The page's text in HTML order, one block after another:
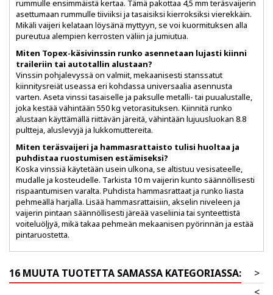
rummulle ensimmäistä kertaa. Tämä pakottaa 4,5 mm teräsvaijerin
asettumaan rummulle tiiviiksi ja tasaisiksi kierroksiksi vierekkäin.
Mikäli vaijeri kelataan löysänä myttyyn, se voi kuormituksen alla
pureutua alempien kerrosten väliin ja jumiutua.
Miten Topex-käsivinssin runko asennetaan lujasti kiinni
traileriin tai autotallin alustaan?
Vinssin pohjalevyssä on valmiit, mekaanisesti stanssatut
kiinnitysreiät useassa eri kohdassa universaalia asennusta
varten. Aseta vinssi tasaiselle ja paksulle metalli- tai puualustalle,
joka kestää vähintään 550 kg vetorasituksen. Kiinnitä runko
alustaan käyttämällä riittävän järeitä, vähintään lujuusluokan 8.8
pultteja, aluslevyjä ja lukkomuttereita.
Miten teräsvaijeri ja hammasrattaisto tulisi huoltaa ja
puhdistaa ruostumisen estämiseksi?
Koska vinssiä käytetään usein ulkona, se altistuu vesisateelle,
mudalle ja kosteudelle. Tarkista 10 m vaijerin kunto säännöllisesti
rispaantumisen varalta. Puhdista hammasrattaat ja runko liasta
pehmeällä harjalla. Lisää hammasrattaisiin, akselin niveleen ja
vaijerin pintaan säännöllisesti järeää vaseliinia tai synteettistä
voiteluöljyä, mikä takaa pehmeän mekaanisen pyörinnän ja estää
pintaruostetta.
16 MUUTA TUOTETTA SAMASSA KATEGORIASSA:
>
<